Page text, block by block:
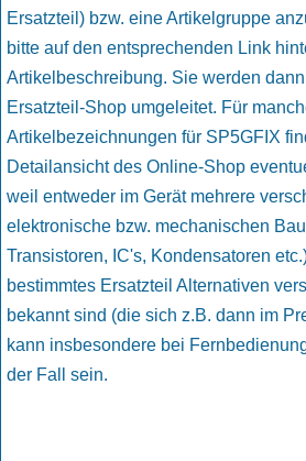
Ersatzteil) bzw. eine Artikelgruppe
bitte auf den entsprechenden Link
Artikelbeschreibung. Sie werden
Ersatzteil-Shop umgeleitet. Für
Artikelbezeichnungen für SP5GFIX
Detailansicht des Online-Shop
weil entweder im Gerät mehrere
elektronische bzw. mechanischen
Transistoren, IC's, Kondensatoren
bestimmtes Ersatzteil Alternativen
bekannt sind (die sich z.B. dann im
kann insbesondere bei
der Fall sein.